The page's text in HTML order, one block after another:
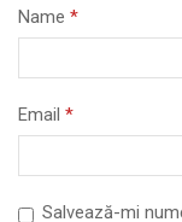
Name *
Email *
Salvează-mi